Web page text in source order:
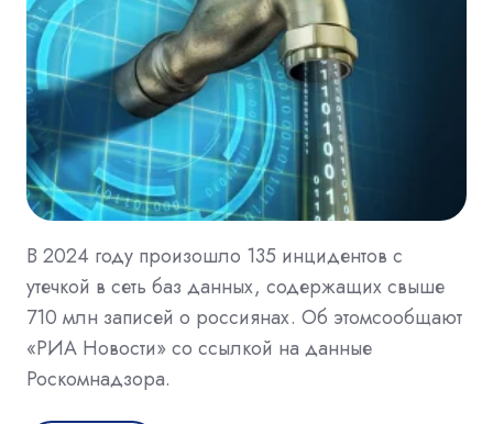
В 2024 году произошло 135 инцидентов с
утечкой в сеть баз данных, содержащих свыше
710 млн записей о россиянах. Об этомсообщают
«РИА Новости» со ссылкой на данные
Роскомнадзора.